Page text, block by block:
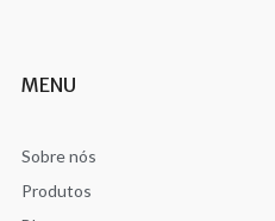
MENU
Sobre nós
Produtos